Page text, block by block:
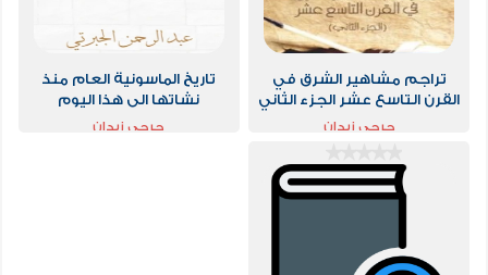
تراجم مشاهير الشرق في
القرن التاسع عشر الجزء الثاني
جرجى زيدان
تاريخ الماسونية العام منذ
نشاتها الى هذا اليوم
جرجى زيدان